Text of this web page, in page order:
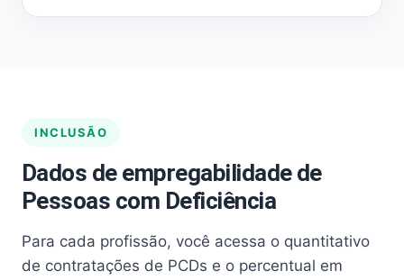
INCLUSÃO
Dados de empregabilidade de
Pessoas com Deficiência
Para cada profissão, você acessa o quantitativo
de contratações de PCDs e o percentual em